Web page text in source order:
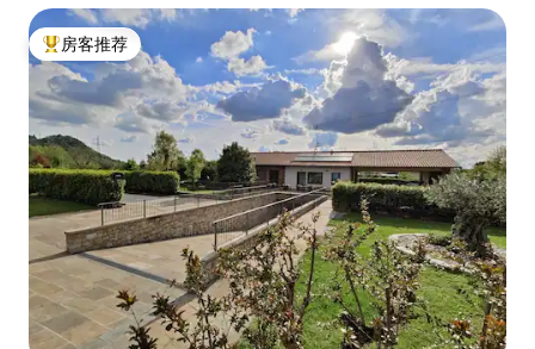
热门「房客推荐」
房客推荐